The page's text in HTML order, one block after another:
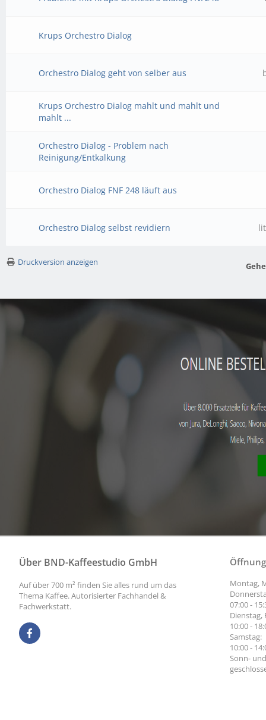
Krups Orchestro Dialog
Orchestro Dialog geht von selber aus
Krups Orchestro Dialog mahlt und mahlt und
mahlt ...
Orchestro Dialog - Problem nach
Reinigung/Entkalkung
Orchestro Dialog FNF 248 läuft aus
Orchestro Dialog selbst revidiern
Druckversion anzeigen
Über BND-Kaffeestudio GmbH
Auf über 700 m² finden Sie alles rund um das
Thema Kaffee. Autorisierter Fachhandel &
Fachwerkstatt.
Montag,
07:00 -
Dienstag,
10:00 -
Samstag:
10:00 -
Sonn-